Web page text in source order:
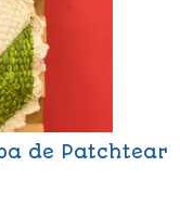
de Patchtear